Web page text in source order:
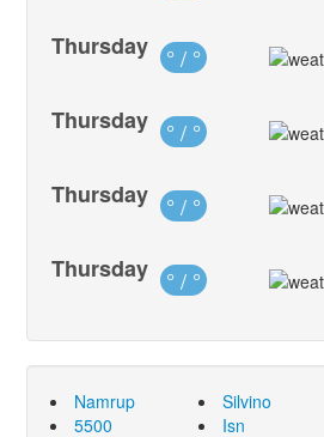
Thursday ° / °
Thursday ° / °
Thursday ° / °
Thursday ° / °
Namrup
5500
Silvino
Isn